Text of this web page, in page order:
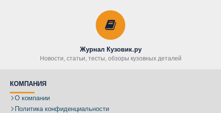
Журнал Кузовик.ру
Новости, статьи, тесты, обзоры кузовных деталей
КОМПАНИЯ
О компании
Политика конфиденциальности